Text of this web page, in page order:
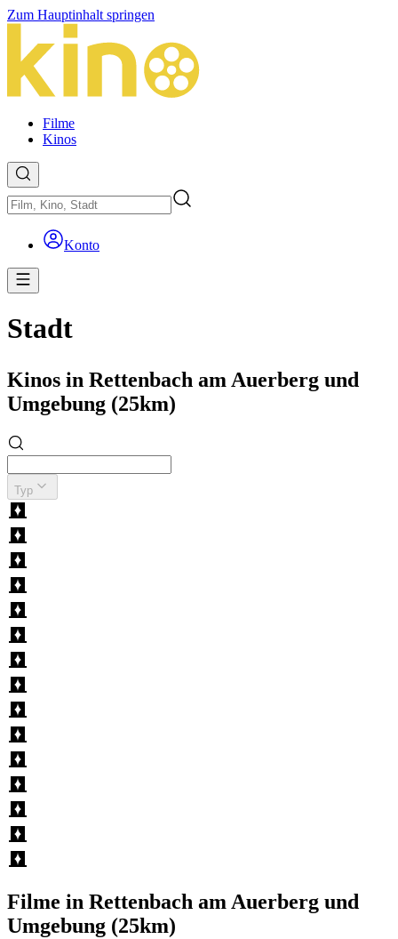
Zum Hauptinhalt springen
Filme
Kinos
Konto
Stadt
Kinos in Rettenbach am Auerberg und
Umgebung (25km)
Typ
Filme in Rettenbach am Auerberg und
Umgebung (25km)